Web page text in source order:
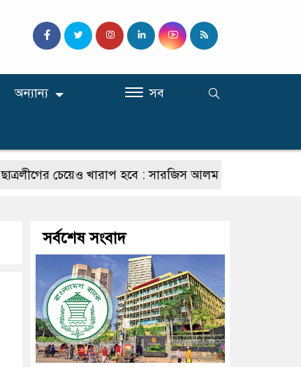
অন্যান্য সব
চেয়েও খারাপ হবে : সারজিস আলম যাদের কমিশনার
সর্বশেষ সংবাদ